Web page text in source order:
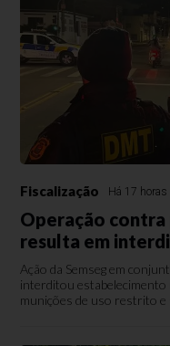
Fiscalização Há 17 horas
Operação
resulta em
Ação da Semseg em
interditou
munições de uso restrito e